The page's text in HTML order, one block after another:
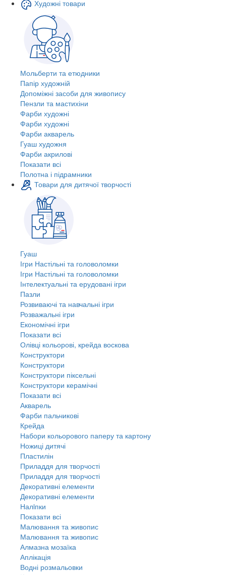
Художні товари
Мольберти та етюдники
Папір художній
Допоміжні засоби для живопису
Пензли та мастихіни
Фарби художні
Фарби художні
Фарби акварель
Гуаш художня
Фарби акрилові
Показати всі
Полотна і підрамники
Товари для дитячої творчості
Гуаш
Ігри Настільні та головоломки
Ігри Настільні та головоломки
Інтелектуальні та ерудовані ігри
Пазли
Розвиваючі та навчальні ігри
Розважальні ігри
Економічні ігри
Показати всі
Олівці кольорові, крейда воскова
Конструктори
Конструктори
Конструктори піксельні
Конструктори керамічні
Показати всі
Акварель
Фарби пальчикові
Крейда
Набори кольорового паперу та картону
Ножиці дитячі
Пластилін
Приладдя для творчості
Приладдя для творчості
Декоративні елементи
Декоративні елементи
Налiпки
Показати всі
Малювання та живопис
Малювання та живопис
Алмазна мозаїка
Аплікація
Водні розмальовки